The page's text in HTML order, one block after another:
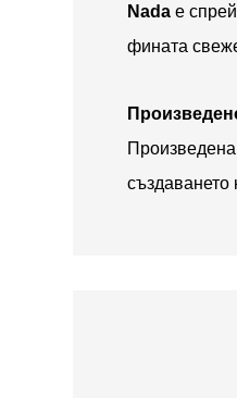
Nada е
фината
създаването